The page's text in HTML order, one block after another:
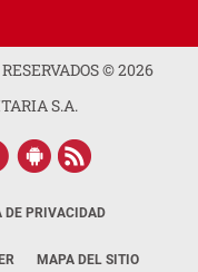
©2026
S.A.
DE PRIVACIDAD
MAPA DEL SITIO